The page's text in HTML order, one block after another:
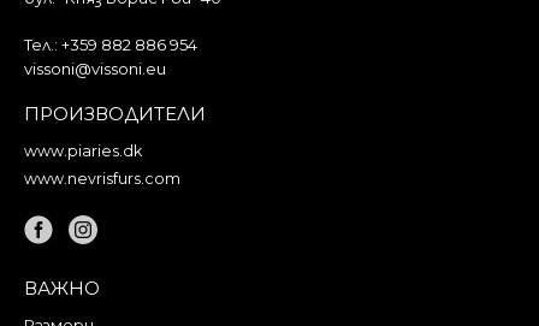
Тел.: +359 882 886 954
vissoni@vissoni.eu
ПРОИЗВОДИТЕЛИ
www.piaries.dk
www.nevrisfurs.com
ВАЖНО